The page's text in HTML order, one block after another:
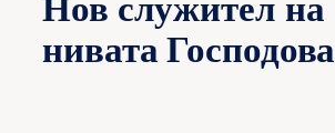
Нов служител на
нивата Господова